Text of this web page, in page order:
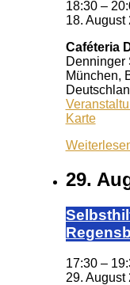
18:30 –
18. August
Caféteria
Denninger
München,
Karte
Lubos
29.
17:30 –
29. August